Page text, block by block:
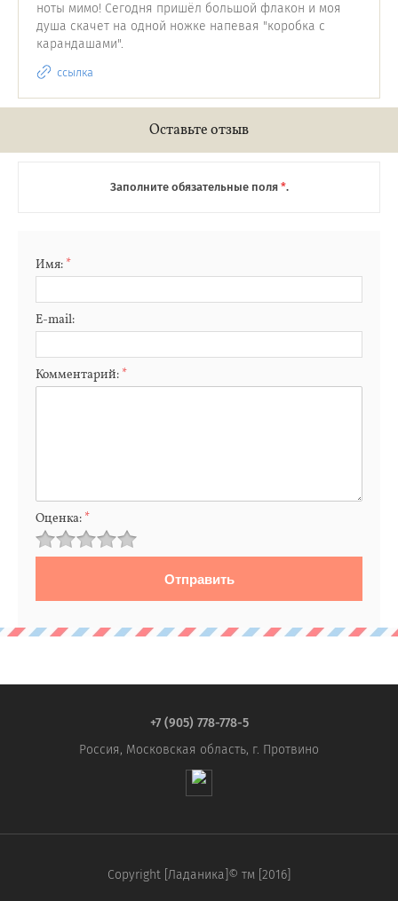
ноты мимо! Сегодня пришёл большой флакон и моя
душа скачет на одной ножке напевая "коробка с
карандашами".
ссылка
Оставьте отзыв
Заполните обязательные поля *.
Имя: *
E-mail:
Комментарий: *
Оценка: *
+7 (905) 778-778-5
Россия, Московская область, г. Протвино
Copyright [Ладаника]© тм [2016]